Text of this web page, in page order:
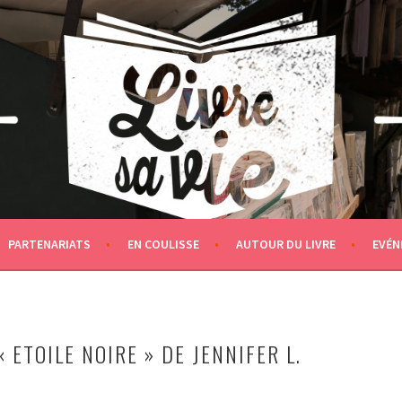
PARTENARIATS EN COULISSE AUTOUR DU LIVRE
NOIRE » DE JENNIFER L.